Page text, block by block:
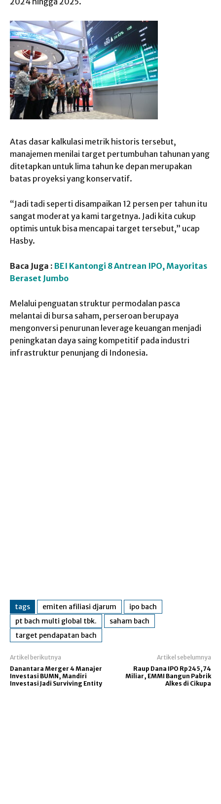
Atas dasar kalkulasi metrik historis tersebut,
manajemen menilai target pertumbuhan tahunan yang
ditetapkan untuk lima tahun ke depan merupakan
batas proyeksi yang konservatif.
“Jadi tadi seperti disampaikan 12 persen per tahun itu
sangat moderat ya kami targetnya. Jadi kita cukup
optimis untuk bisa mencapai target tersebut,” ucap
Hasby.
Baca Juga : BEI Kantongi 8 Antrean IPO, Mayoritas
Beraset Jumbo
Melalui penguatan struktur permodalan pasca
melantai di bursa saham, perseroan berupaya
mengonversi penurunan leverage keuangan menjadi
peningkatan daya saing kompetitif pada industri
infrastruktur penunjang di Indonesia.
tags emiten afiliasi djarum
ipo bach
pt bach multi global tbk.
saham bach
target pendapatan bach
Artikel berikutnya
Danantara Merger 4 Manajer
Investasi BUMN, Mandiri
Investasi Jadi Surviving Entity
Artikel sebelumnya
Raup Dana IPO Rp245,74
Miliar, EMMI Bangun Pabrik
Alkes di Cikupa